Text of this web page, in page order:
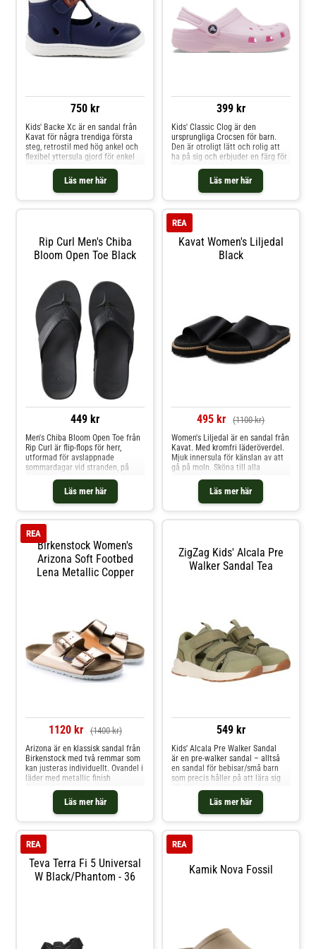
750 kr
Läs mer här
Kids' Backe Xc är en sandal från
Kavat för några trendiga första
steg, retrostil med hög ankel och
flexibel yttersula gjord för enkel
gång. Tillverkad i den nya kromfria
versionen av det hållbara, fläck-
och vattenavvisande Cross
Country-lädret.
399 kr
Läs mer här
Kids' Classic Clog är den
ursprungliga Crocsen för barn.
Den är otroligt lätt och rolig att
ha på sig och erbjuder en färg för
varje personlighet och god
komfort i barnets vardag. Crocsen
är enkel att rengöra och torkar
snabbt, medan
andningsförmåga. Otroligt lätt
och rolig att ha på sig
Ventilationsportar ger bra
andningsförmåga Enkel att
rengöra och torkar snabbt
Rip Curl Men's Chiba
Bloom Open Toe Black
449 kr
Läs mer här
Men's Chiba Bloom Open Toe från
Rip Curl är flip-flops för herr,
utformad för avslappnade
sommardagar vid stranden, på
semestern eller i vardagen. Denna
sandal kombinerar funktionell
design med genomtänkta
materialval. Med en syntetisk
insidan, en fotbädd med
hålfotsstöd samt en yttersula med
kraftigt mönster för ökat grepp,
passar modellen utmärkt både på
sandiga stigar och stadsgator.
Syntetisk läderrem med mjuk
Kavat Women's Liljedal
Black
REA
495 kr (1100 kr)
Läs mer här
Women's Liljedal är en sandal från
Kavat. Med kromfri läderöverdel.
Mjuk innersula för känslan av att
gå på moln. Sköna till alla
sommarens eskapader. Försedd
med en stötdämpande anatomisk
mellansula Fodrad med material
av slitstark mikrofiber Enkel att ta
Birkenstock Women's
Arizona Soft Footbed
Lena Metallic Copper
REA
1120 kr (1400 kr)
Läs mer här
Arizona är en klassisk sandal från
Birkenstock med två remmar som
kan justeras individuellt. Ovandel i
läder med metallic finish
fotbädd, täcksula i mocka och
sula i EVA. Narrow fit.
ZigZag Kids' Alcala Pre
Walker Sandal Tea
549 kr
Läs mer här
Kids' Alcala Pre Walker Sandal
är en pre-walker sandal – alltså
en sandal för bebisar/små barn
som precis håller på att lära sig
steg Mjuka och bekväma Stabil
passform Sandalkonstruktion
(öppen) – luftig för varma dagar
och justera Lätt och flexibel sula
– hjälper barnet röra sig naturligt
Teva Terra Fi 5 Universal
W Black/Phantom - 36
REA
Kamik Nova Fossil
REA